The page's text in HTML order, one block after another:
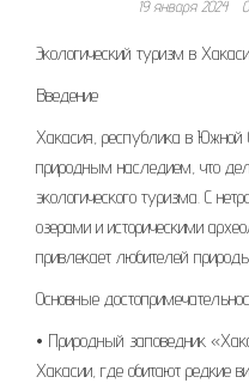
19 января 2024
Экологический туризм в
Введение
Хакасия, республика в Южной
природным наследием, что
экологического туризма. С
озерами и историческими
привлекает любителей
Основные
• Природный заповедник
Хакасии, где обитают редкие